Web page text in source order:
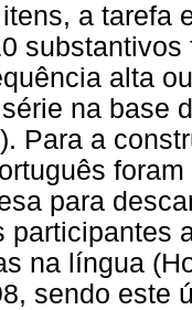
a tarefa
alta
na base
Para a
para
participantes
na língua
sendo este